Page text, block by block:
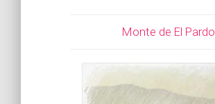
Monte de El Pardo